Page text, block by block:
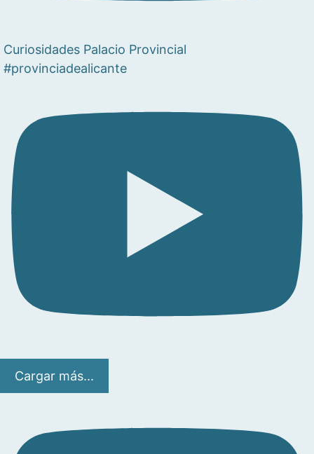
Curiosidades Palacio Provincial
#provinciadealicante
Cargar más...